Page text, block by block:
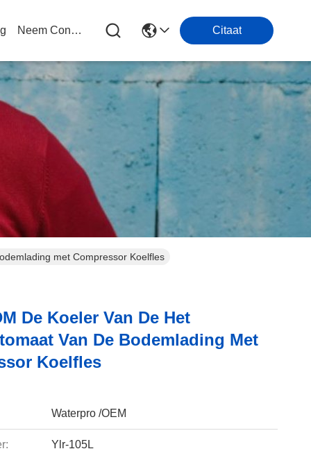
Neem Contact Met Ons Op Citaat
met Compressor Koelfles
De Koeler Van De Het
Van De Bodemlading Met
Koelfles
Waterpro /OEM
Ylr-105L